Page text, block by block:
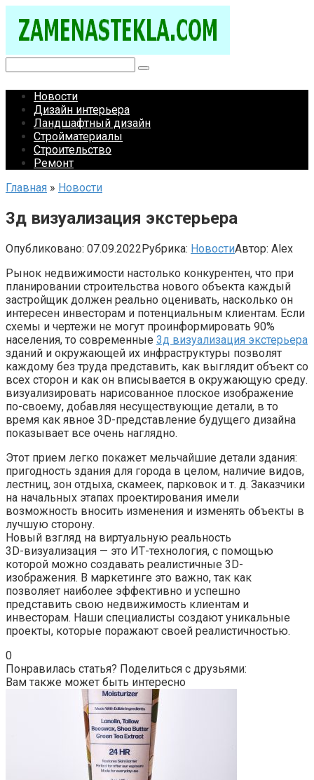
контенту
Новости
Дизайн интерьера
Ландшафтный дизайн
Стройматериалы
Строительство
Ремонт
Главная » Новости
3д визуализация экстерьера
Опубликовано: 07.09.2022Рубрика: НовостиАвтор: Alex
Рынок недвижимости настолько конкурентен, что при
планировании строительства нового объекта каждый
застройщик должен реально оценивать, насколько он
интересен инвесторам и потенциальным клиентам. Если
схемы и чертежи не могут проинформировать 90%
населения, то современные 3д визуализация экстерьера
зданий и окружающей их инфраструктуры позволят
каждому без труда представить, как выглядит объект со
всех сторон и как он вписывается в окружающую среду.
визуализировать нарисованное плоское изображение
по-своему, добавляя несуществующие детали, в то
время как явное 3D-представление будущего дизайна
показывает все очень наглядно.
Этот прием легко покажет мельчайшие детали здания:
пригодность здания для города в целом, наличие видов,
лестниц, зон отдыха, скамеек, парковок и т. д. Заказчики
на начальных этапах проектирования имели
возможность вносить изменения и изменять объекты в
лучшую сторону.
Новый взгляд на виртуальную реальность
3D-визуализация — это ИТ-технология, с помощью
которой можно создавать реалистичные 3D-
изображения. В маркетинге это важно, так как
позволяет наиболее эффективно и успешно
представить свою недвижимость клиентам и
инвесторам. Наши специалисты создают уникальные
проекты, которые поражают своей реалистичностью.
0
Понравилась статья? Поделиться с друзьями:
Вам также может быть интересно